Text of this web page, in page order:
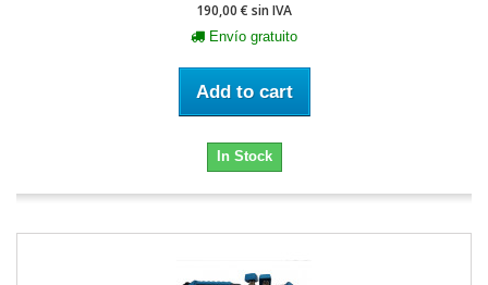
190,00 € sin IVA
Envío gratuito
Add to cart
In Stock